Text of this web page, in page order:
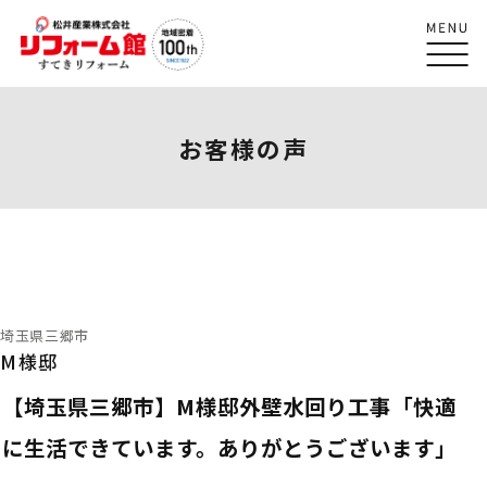
お客様の声
埼玉県三郷市
M様邸
【埼玉県三郷市】M様邸外壁水回り工事「快適
に生活できています。ありがとうございます」